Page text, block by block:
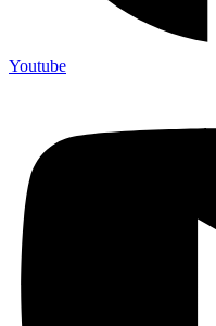
Youtube